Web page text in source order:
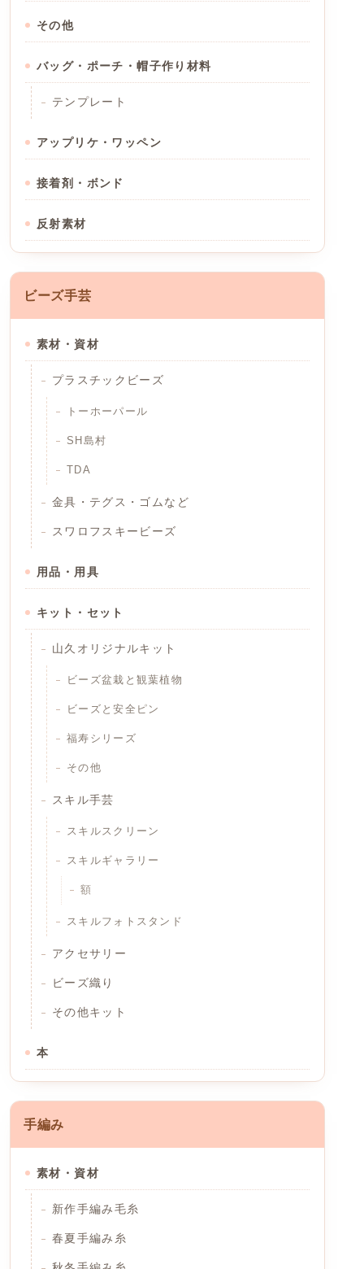
その他
バッグ・ポーチ・帽子作り材料
テンプレート
アップリケ・ワッペン
接着剤・ボンド
反射素材
ビーズ手芸
素材・資材
プラスチックビーズ
トーホーパール
SH島村
TDA
金具・テグス・ゴムなど
スワロフスキービーズ
用品・用具
キット・セット
山久オリジナルキット
ビーズ盆栽と観葉植物
ビーズと安全ピン
福寿シリーズ
その他
スキル手芸
スキルスクリーン
スキルギャラリー
額
スキルフォトスタンド
アクセサリー
ビーズ織り
その他キット
本
手編み
素材・資材
新作手編み毛糸
春夏手編み糸